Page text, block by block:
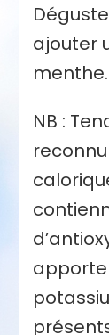
ajouter
menthe.
NB :
apporte